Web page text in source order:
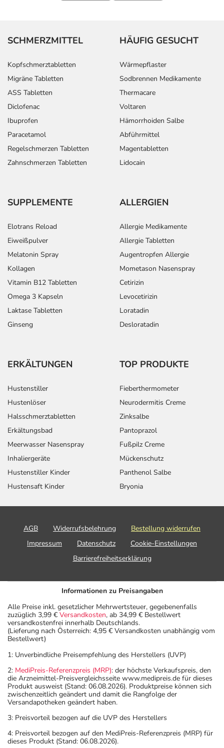
- AV-Block (gestörter Herzschlag bei der Überleitung
- Nierenfunktionsstörungen, wie:
- Eiweißverlust über die Niere (Eiweiß im Urin)
- Ausscheidung von Blutbestandteilen mit dem Urin
- Verminderte Urinproduktion
- Störungen des Salzhaushaltes, wie:
- Natriummangel
- Wassereinlagerungen (Ödeme)
- Leberfunktionsstörungen
- Lebervergrößerung
- Veränderung der Leberwerte
- Leukozytose (erhöhte Anzahl an weißen
- Leukopenie (Verminderung der Anzahl der weißen
Blutkörperchen)
- Eosinophilie (erhöhte Anzahl an bestimmten weißen
Blutkörperchen)
- Thrombozytopenie (Verminderung der Anzahl der
Blutplättchen)
- Gelenkschmerzen
- Fieber
- Lymphknotenschwellungen
Veränderung während der Behandlung, wenden Sie sich
Nebenwirkungen berücksichtigt, die bei mindestens
einem von 1.000 behandelten Patienten auftreten.
Dosierung
Anwendungshinweise
Art der Anwendung?
Nehmen Sie das Arzneimittel mit Flüssigkeit (z.B. 1 Glas
Dauer der Anwendung?
Die Anwendungsdauer richtet sich nach Art der
Beschwerde und/oder Dauer der Erkrankung und wird
deshalb nur von Ihrem Arzt bestimmt.
Überdosierung?
Überdosierungserscheinungen kommen, unter anderem
zu Schwindel, Koordinationsstörungen, Benommenheit,
Übelkeit, Erbrechen, Unruhe und Verwirrtheit. Setzen Sie
sich bei dem Verdacht auf eine Überdosierung umgehend
mit einem Arzt in Verbindung.
Einnahme vergessen?
Setzen Sie die Einnahme zum nächsten vorgeschriebenen
Zeitpunkt ganz normal (also nicht mit der doppelten
Menge) fort.
Generell gilt: Achten Sie vor allem bei Säuglingen,
SCHMERZMITTEL
Kopfschmerztabletten
Migräne Tabletten
ASS Tabletten
Diclofenac
Ibuprofen
Paracetamol
Regelschmerzen Tabletten
Zahnschmerzen Tabletten
HÄUFIG GESUCHT
Wärmepflaster
Sodbrennen Medikamente
Thermacare
Voltaren
Hämorrhoiden Salbe
Abführmittel
Magentabletten
Lidocain
SUPPLEMENTE
Elotrans Reload
Eiweißpulver
Melatonin Spray
Kollagen
Vitamin B12 Tabletten
Omega 3 Kapseln
Laktase Tabletten
Ginseng
ALLERGIEN
Allergie Medikamente
Allergie Tabletten
Augentropfen Allergie
Mometason Nasenspray
Cetirizin
Levocetirizin
Loratadin
Desloratadin
ERKÄLTUNGEN
Hustenstiller
Hustenlöser
Halsschmerztabletten
Erkältungsbad
Meerwasser Nasenspray
Inhaliergeräte
Hustenstiller Kinder
Hustensaft Kinder
TOP PRODUKTE
Fieberthermometer
Neurodermitis Creme
Zinksalbe
Pantoprazol
Fußpilz Creme
Mückenschutz
Panthenol Salbe
Bryonia
AGB Widerrufsbelehrung
Bestellung widerrufen
Impressum
Datenschutz
Cookie-Einstellungen
Barrierefreiheitserklärung
Informationen zu Preisangaben
Alle Preise inkl. gesetzlicher Mehrwertsteuer, gegebenenfalls
zuzüglich 3,99 € Versandkosten, ab 34,99 € Bestellwert
versandkostenfrei innerhalb Deutschlands.
(Lieferung nach Österreich: 4,95 € Versandkosten unabhängig vom
Bestellwert)
1: Unverbindliche Preisempfehlung des Herstellers (UVP)
2: MediPreis-Referenzpreis (MRP): der höchste Verkaufspreis, den
die Arzneimittel-Preisvergleichsseite www.medipreis.de für dieses
Produkt ausweist (Stand: 06.08.2026). Produktpreise können sich
zwischenzeitlich geändert und damit die Rangfolge der
Versandapotheken geändert haben.
3: Preisvorteil bezogen auf die UVP des Herstellers
4: Preisvorteil bezogen auf den MediPreis-Referenzpreis (MRP) für
dieses Produkt (Stand: 06.08.2026).